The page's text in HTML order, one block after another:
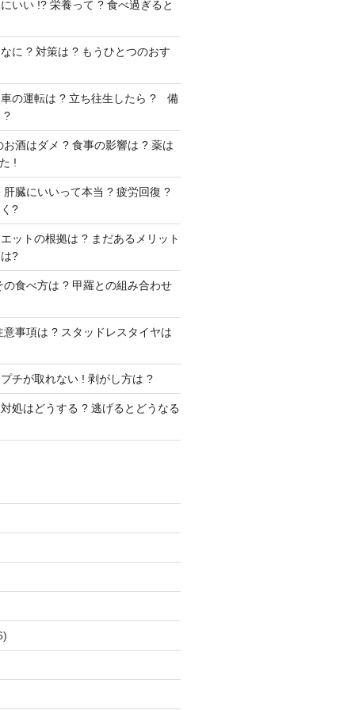
いい !? 栄養って ? 食べ過ぎると
に ? 対策は ? もうひとつのおす
車の運転は ? 立ち往生したら ? 備
?
お酒はダメ ? 食事の影響は ? 薬は
!
肝臓にいいって本当 ? 疲労回復 ?
?
ットの根拠は ? まだあるメリット
?
の食べ方は ? 甲羅との組み合わせ
意事項は ? スタッドレスタイヤは
チが取れない ! 剥がし方は ?
処はどうする ? 逃げるとどうなる